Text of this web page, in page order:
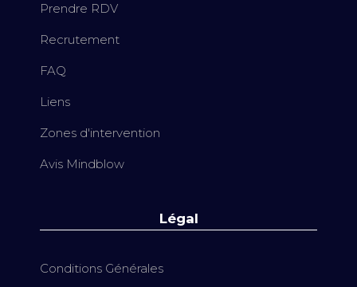
Prendre RDV
Recrutement
FAQ
Liens
Zones d'intervention
Avis Mindblow
Légal
Conditions Générales